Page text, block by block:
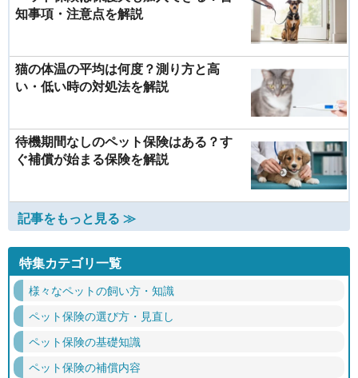
知事項・注意点を解説
猫の体温の平均は何度？測り方と高
い・低い時の対処法を解説
待機期間なしのペット保険はある？す
ぐ補償が始まる保険を解説
記事をもっと見る ≫
特集カテゴリ一覧
様々なペットの飼い方・知識
ペット保険の選び方・見直し
ペット保険の基礎知識
ペット保険の補償内容